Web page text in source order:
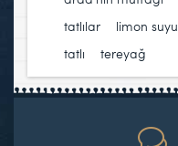
tatlılar
limon suyu
tatlı
tereyağ